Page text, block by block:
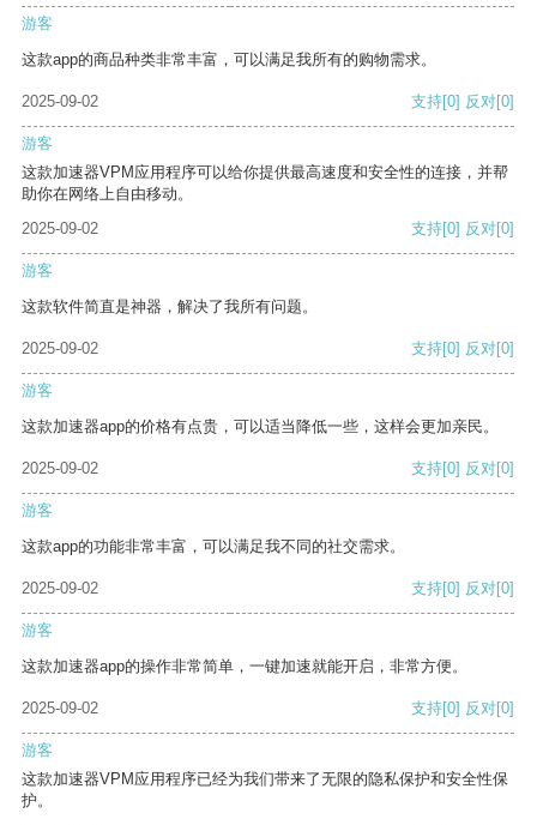
游客
这款app的商品种类非常丰富，可以满足我所有的购物需求。
2025-09-02 支持[0] 反对[0]
游客
这款加速器VPM应用程序可以给你提供最高速度和安全性的连接，并帮
助你在网络上自由移动。
2025-09-02
支持[0] 反对[0]
游客
这款软件简直是神器，解决了我所有问题。
2025-09-02 支持[0] 反对[0]
游客
这款加速器app的价格有点贵，可以适当降低一些，这样会更加亲民。
2025-09-02 支持[0] 反对[0]
游客
这款app的功能非常丰富，可以满足我不同的社交需求。
2025-09-02 支持[0] 反对[0]
游客
这款加速器app的操作非常简单，一键加速就能开启，非常方便。
2025-09-02 支持[0] 反对[0]
游客
这款加速器VPM应用程序已经为我们带来了无限的隐私保护和安全性保
护。